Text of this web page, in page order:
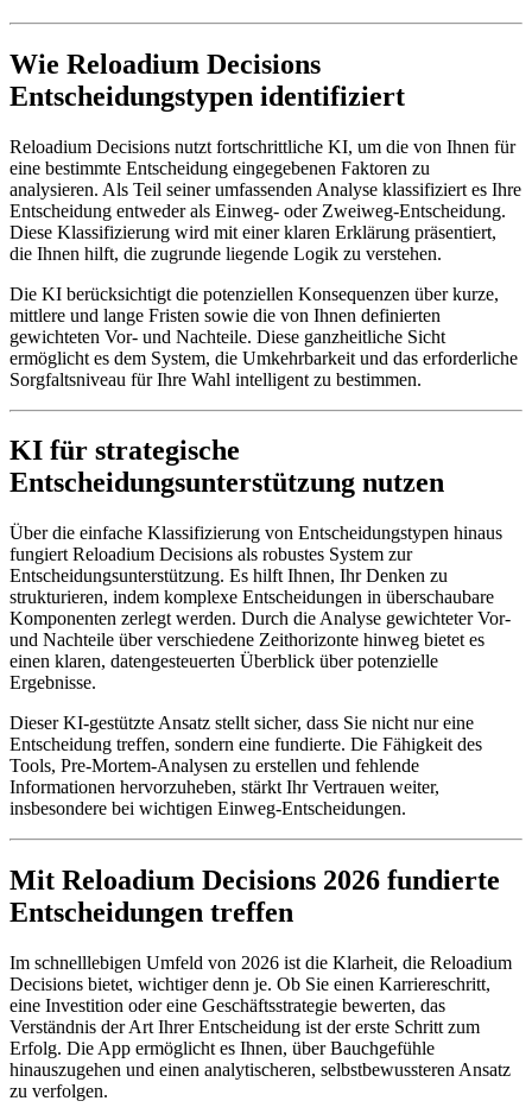
Wie Reloadium Decisions
Entscheidungstypen identifiziert
Reloadium Decisions nutzt fortschrittliche KI, um die von Ihnen für
eine bestimmte Entscheidung eingegebenen Faktoren zu
analysieren. Als Teil seiner umfassenden Analyse klassifiziert es Ihre
Entscheidung entweder als Einweg- oder Zweiweg-Entscheidung.
Diese Klassifizierung wird mit einer klaren Erklärung präsentiert,
die Ihnen hilft, die zugrunde liegende Logik zu verstehen.
Die KI berücksichtigt die potenziellen Konsequenzen über kurze,
mittlere und lange Fristen sowie die von Ihnen definierten
gewichteten Vor- und Nachteile. Diese ganzheitliche Sicht
ermöglicht es dem System, die Umkehrbarkeit und das erforderliche
Sorgfaltsniveau für Ihre Wahl intelligent zu bestimmen.
KI für strategische
Entscheidungsunterstützung nutzen
Über die einfache Klassifizierung von Entscheidungstypen hinaus
fungiert Reloadium Decisions als robustes System zur
Entscheidungsunterstützung. Es hilft Ihnen, Ihr Denken zu
strukturieren, indem komplexe Entscheidungen in überschaubare
Komponenten zerlegt werden. Durch die Analyse gewichteter Vor-
und Nachteile über verschiedene Zeithorizonte hinweg bietet es
einen klaren, datengesteuerten Überblick über potenzielle
Ergebnisse.
Dieser KI-gestützte Ansatz stellt sicher, dass Sie nicht nur eine
Entscheidung treffen, sondern eine fundierte. Die Fähigkeit des
Tools, Pre-Mortem-Analysen zu erstellen und fehlende
Informationen hervorzuheben, stärkt Ihr Vertrauen weiter,
insbesondere bei wichtigen Einweg-Entscheidungen.
Mit Reloadium Decisions 2026 fundierte
Entscheidungen treffen
Im schnelllebigen Umfeld von 2026 ist die Klarheit, die Reloadium
Decisions bietet, wichtiger denn je. Ob Sie einen Karriereschritt,
eine Investition oder eine Geschäftsstrategie bewerten, das
Verständnis der Art Ihrer Entscheidung ist der erste Schritt zum
Erfolg. Die App ermöglicht es Ihnen, über Bauchgefühle
hinauszugehen und einen analytischeren, selbstbewussteren Ansatz
zu verfolgen.